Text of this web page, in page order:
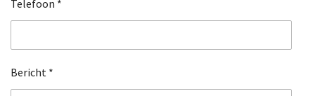
Telefoon *
Bericht *